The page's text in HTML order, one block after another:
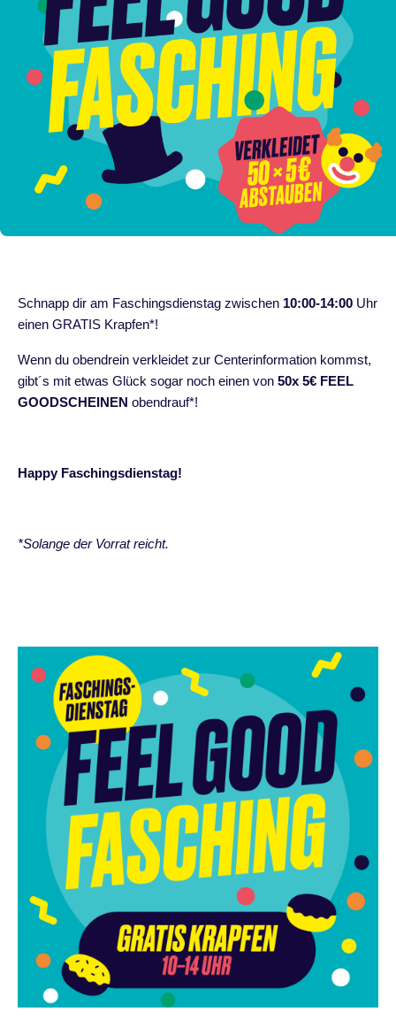
Schnapp dir am Faschingsdienstag zwischen 10:00-14:00 Uhr
einen GRATIS Krapfen*!
Wenn du obendrein verkleidet zur Centerinformation kommst,
gibt´s mit etwas Glück sogar noch einen von 50x 5€ FEEL
GOODSCHEINEN obendrauf*!
Happy Faschingsdienstag!
*Solange der Vorrat reicht.